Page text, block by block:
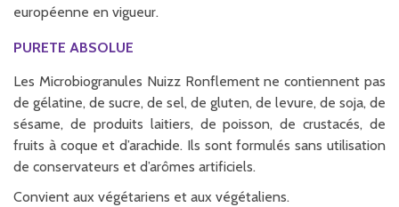
européenne en vigueur.
PURETE ABSOLUE
Les Microbiogranules Nuizz Ronflement ne contiennent pas
de gélatine, de sucre, de sel, de gluten, de levure, de soja, de
sésame, de produits laitiers, de poisson, de crustacés, de
fruits à coque et d’arachide. Ils sont formulés sans utilisation
de conservateurs et d’arômes artificiels.
Convient aux végétariens et aux végétaliens.